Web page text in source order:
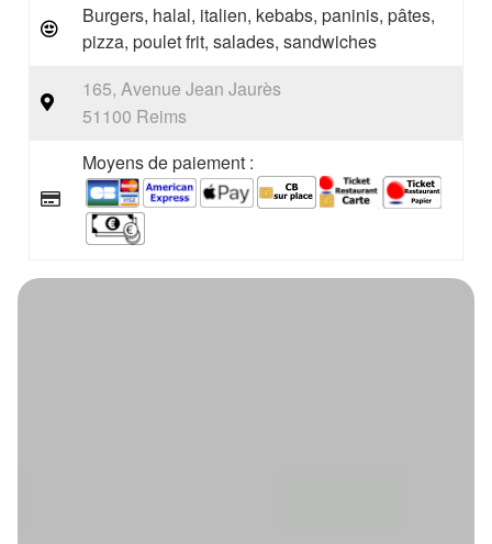
Burgers, halal, italien, kebabs, paninis, pâtes,
pizza, poulet frit, salades, sandwiches
165, Avenue Jean Jaurès
51100 Reims
Moyens de paiement :